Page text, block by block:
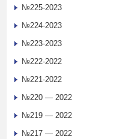
№225-2023
№224-2023
№223-2023
№222-2022
№221-2022
№220 — 2022
№219 — 2022
№217 — 2022